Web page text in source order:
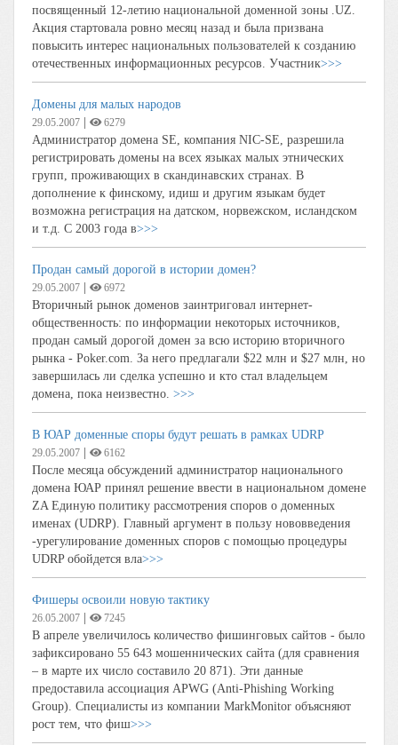
посвященный 12-летию национальной доменной зоны .UZ.
Акция стартовала ровно месяц назад и была призвана
повысить интерес национальных пользователей к созданию
отечественных информационных ресурсов. Участник>>>
Домены для малых народов
29.05.2007 6279
Администратор домена SE, компания NIC-SE, разрешила
регистрировать домены на всех языках малых этнических
групп, проживающих в скандинавских странах. В
дополнение к финскому, идиш и другим языкам будет
возможна регистрация на датском, норвежском, исландском
и т.д. С 2003 года в>>>
Продан самый дорогой в истории домен?
29.05.2007 6972
Вторичный рынок доменов заинтриговал интернет-
общественность: по информации некоторых источников,
продан самый дорогой домен за всю историю вторичного
рынка - Poker.com. За него предлагали $22 млн и $27 млн, но
завершилась ли сделка успешно и кто стал владельцем
домена, пока неизвестно. >>>
В ЮАР доменные споры будут решать в рамках UDRP
29.05.2007 6162
После месяца обсуждений администратор национального
домена ЮАР принял решение ввести в национальном домене
ZA Единую политику рассмотрения споров о доменных
именах (UDRP). Главный аргумент в пользу нововведения
-урегулирование доменных споров с помощью процедуры
UDRP обойдется вла>>>
Фишеры освоили новую тактику
26.05.2007 7245
В апреле увеличилось количество фишинговых сайтов - было
зафиксировано 55 643 мошеннических сайта (для сравнения
– в марте их число составило 20 871). Эти данные
предоставила ассоциация APWG (Anti-Phishing Working
Group). Специалисты из компании MarkMonitor объясняют
рост тем, что фиш>>>